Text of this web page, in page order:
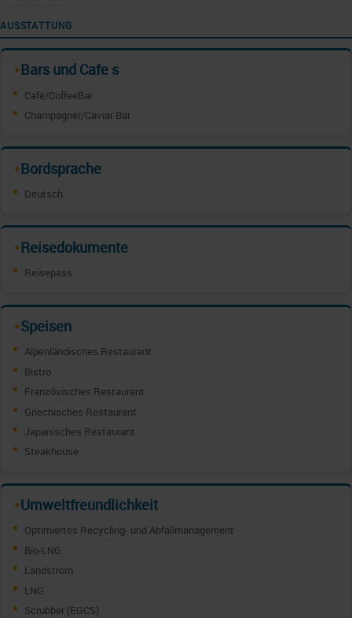
AUSSTATTUNG
✦Bars und Cafe s
Café/CoffeeBar
Champagner/Caviar Bar
✦Bordsprache
Deutsch
✦Reisedokumente
Reisepass
✦Speisen
Alpenländisches Restaurant
Bistro
Französisches Restaurant
Griechisches Restaurant
Japanisches Restaurant
Steakhouse
✦Umweltfreundlichkeit
Optimiertes Recycling- und Abfallmanagement
Bio-LNG
Landstrom
LNG
Scrubber (EGCS)